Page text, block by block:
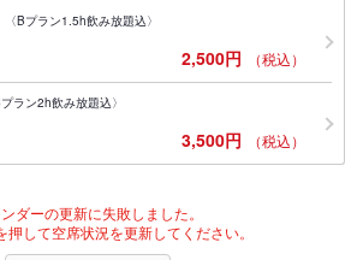
Bプラン1.5h飲み放題込〉
2,500円 （税込）
ラン2h飲み放題込〉
3,500円 （税込）
ダーの更新に失敗しました。
押して空席状況を更新してください。